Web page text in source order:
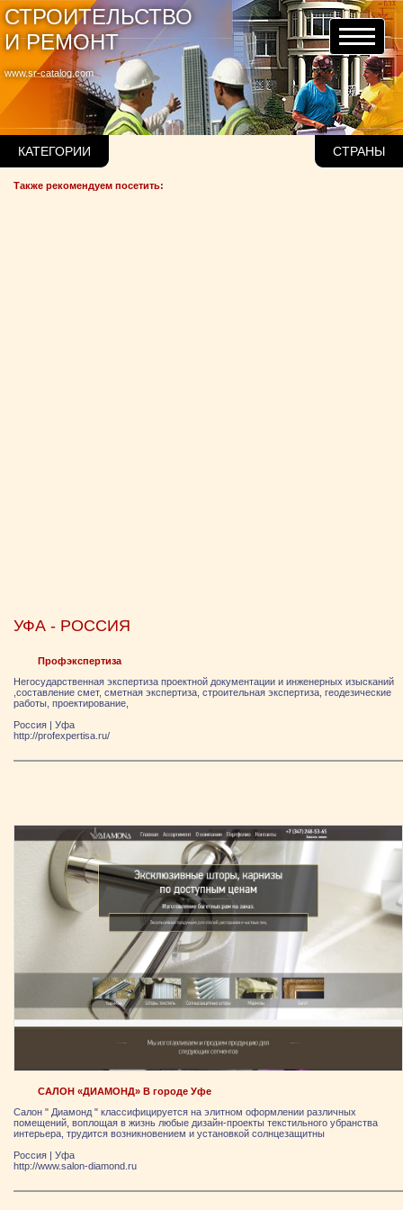
www.sr-catalog.com
СТРОИТЕЛЬСТВО
И РЕМОНТ
КАТЕГОРИИ СТРАНЫ
Также рекомендуем посетить:
УФА - РОССИЯ
Профэкспертиза
Негосударственная экспертиза проектной документации и инженерных изысканий
,составление смет, сметная экспертиза, строительная экспертиза, геодезические
работы, проектирование,
Россия | Уфа
http://profexpertisa.ru/
САЛОН «ДИАМОНД» В городе Уфе
Салон " Диамонд " классифицируется на элитном оформлении различных
помещений, воплощая в жизнь любые дизайн-проекты текстильного убранства
интерьера, трудится возникновением и установкой солнцезащитны
Россия | Уфа
http://www.salon-diamond.ru